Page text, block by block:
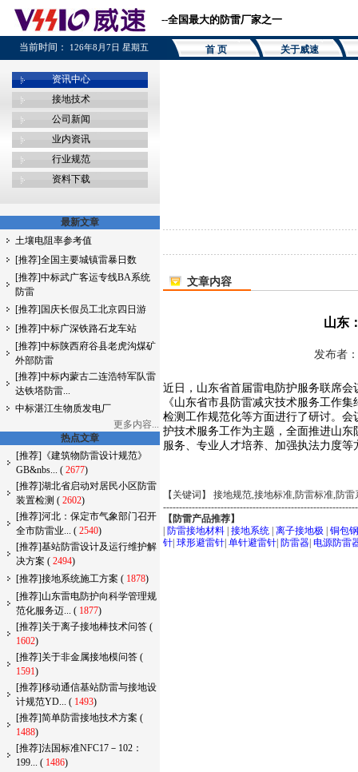
--全国最大的防雷厂家之一
当前时间： 126年8月7日 星期五 首 页 关于威速
资讯中心
接地技术
公司新闻
业内资讯
行业规范
资料下载
最新文章
土壤电阻率参考值
[推荐]全国主要城镇雷暴日数
[推荐]中标武广客运专线BA系统
防雷
[推荐]国庆长假员工北京四日游
[推荐]中标广深铁路石龙车站
[推荐]中标陕西府谷县老虎沟煤矿
外部防雷
[推荐]中标内蒙古二连浩特军队雷
达铁塔防雷...
中标湛江生物质发电厂
更多内容...
热点文章
[推荐]《建筑物防雷设计规范》
GB&nbs... ( 2677)
[推荐]湖北省启动对居民小区防雷
装置检测 ( 2602)
[推荐]河北：保定市气象部门召开
全市防雷业... ( 2540)
[推荐]基站防雷设计及运行维护解
决方案 ( 2494)
[推荐]接地系统施工方案 ( 1878)
[推荐]山东雷电防护向科学管理规
范化服务迈... ( 1877)
[推荐]关于离子接地棒技术问答 (
1602)
[推荐]关于非金属接地模问答 (
1591)
[推荐]移动通信基站防雷与接地设
计规范YD... ( 1493)
[推荐]简单防雷接地技术方案 (
1488)
[推荐]法国标准NFC17－102：
199... ( 1486)
文章内容
山东
发布者
近日，山东省首届雷电防护服务联席
《山东省市县防雷减灾技术服务工作
检测工作规范化等方面进行了研讨。
护技术服务工作为主题，全面推进山
服务、专业人才培养、加强执法力度
【关键词】 接地规范,接地标准,防雷标准,防
【防雷产品推荐】
防雷接地材料 接地系统 离子接地极
铜包
针 球形避雷针 单针避雷针 防雷器 电源防雷